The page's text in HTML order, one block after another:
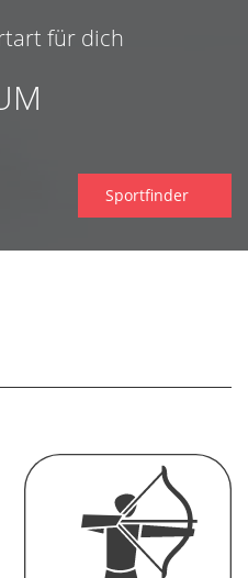
für dich
Sportfinder